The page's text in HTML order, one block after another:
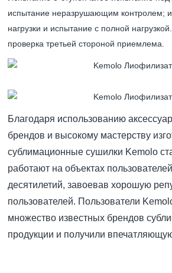
испытание неразрушающим контролем;
нагрузки и испытание с полной
проверка третьей стороной приемлема.
Благодаря использованию
брендов и высокому мастерству
сублимационные сушилки Kemolo
работают на объектах
десятилетий, завоевав хорошую
пользователей. Пользователи
множество известных брендов
продукции и получили